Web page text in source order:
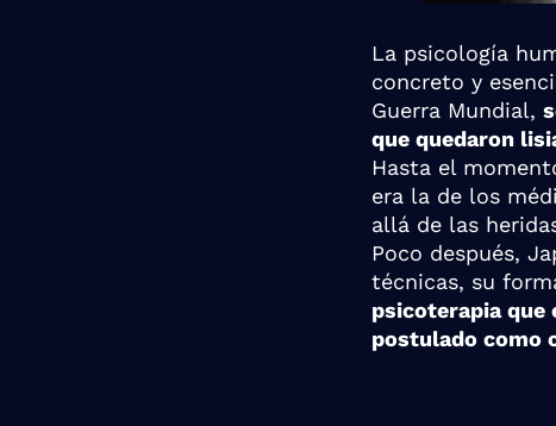
La psicología
concreto y
Guerra Mundial,
que quedaron
Hasta el
era la de los
allá de las
Poco después,
técnicas, su
psicoterapia que
postulado como